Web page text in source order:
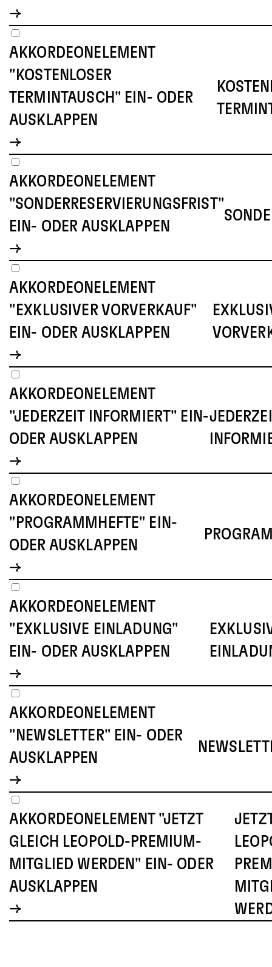
AKKORDEONELEMENT
"KOSTENLOSER
TERMINTAUSCH" EIN- ODER
AUSKLAPPEN
AKKORDEONELEMENT
"SONDERRESERVIERUNGSFRIST"
EIN- ODER AUSKLAPPEN
AKKORDEONELEMENT
"EXKLUSIVER VORVERKAUF"
EIN- ODER AUSKLAPPEN
AKKORDEONELEMENT
"JEDERZEIT INFORMIERT" EIN-
ODER AUSKLAPPEN
AKKORDEONELEMENT
"PROGRAMMHEFTE" EIN-
ODER AUSKLAPPEN
AKKORDEONELEMENT
"EXKLUSIVE EINLADUNG"
EIN- ODER AUSKLAPPEN
AKKORDEONELEMENT
"NEWSLETTER" EIN- ODER
AUSKLAPPEN
AKKORDEONELEMENT "JETZT
GLEICH LEOPOLD-PREMIUM-
MITGLIED WERDEN" EIN- ODER
AUSKLAPPEN